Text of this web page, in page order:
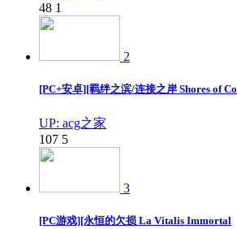
48 1
2
[PC+安卓][羁绊之滨/连接之岸 Shores of Co
UP: acg之家
107 5
3
[PC游戏][永恒的欠损 La Vitalis Immortal